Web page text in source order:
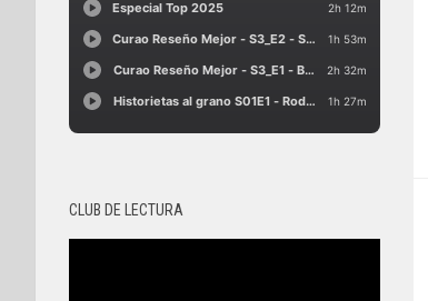
CLUB DE LECTURA